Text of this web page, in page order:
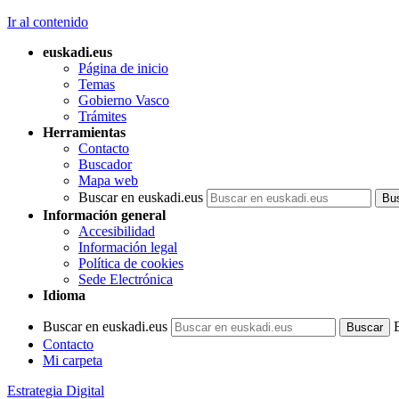
Ir al contenido
euskadi.eus
Página de inicio
Temas
Gobierno Vasco
Trámites
Herramientas
Contacto
Buscador
Mapa web
Buscar en euskadi.eus
Información general
Accesibilidad
Información legal
Política de cookies
Sede Electrónica
Idioma
Buscar en euskadi.eus
Contacto
Mi carpeta
Estrategia Digital